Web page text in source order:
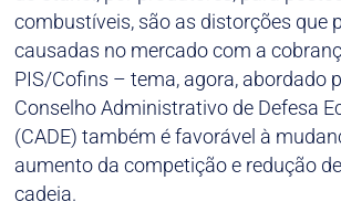
combustíveis, são as distorções que
causadas no mercado com a
PIS/Cofins – tema, agora, abordado
Conselho Administrativo de Defesa
(CADE) também é favorável à
aumento da competição e redução
cadeia.